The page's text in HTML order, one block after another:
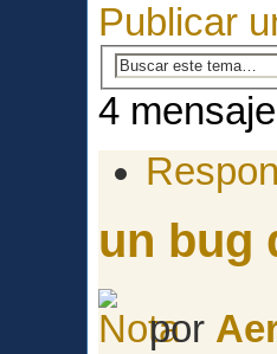
Publicar
4
un bug
por